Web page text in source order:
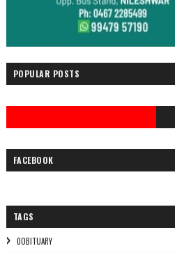
POPULAR POSTS
FACEBOOK
TAGS
0OBITUARY